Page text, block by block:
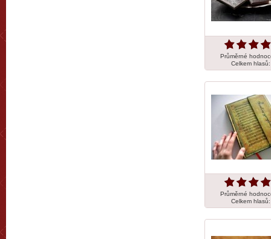
Průměrné
Celkem
Průměrné
Celkem